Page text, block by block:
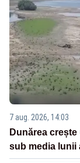
7 aug. 2026, 14:03
Dunărea
sub media lunii